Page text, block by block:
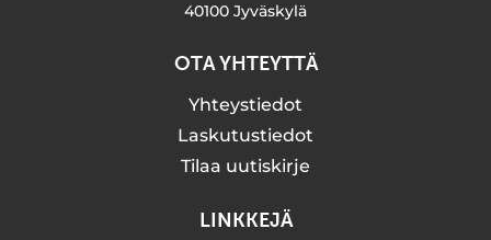
40100 Jyväskylä
OTA YHTEYTTÄ
Yhteystiedot
Laskutustiedot
Tilaa uutiskirje
LINKKEJÄ